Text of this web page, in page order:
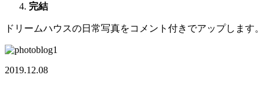
完結
ドリームハウスの日常写真をコメント付きでアップします。
2019.12.08